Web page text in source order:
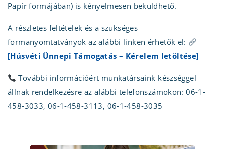
Papír formájában) is kényelmesen beküldhető.
A részletes feltételek és a szükséges
formanyomtatványok az alábbi linken érhetők el:
[Húsvéti Ünnepi Támogatás – Kérelem letöltése]
További információért munkatársaink készséggel
állnak rendelkezésre az alábbi telefonszámokon: 06-1-
458-3033, 06-1-458-3113, 06-1-458-3035